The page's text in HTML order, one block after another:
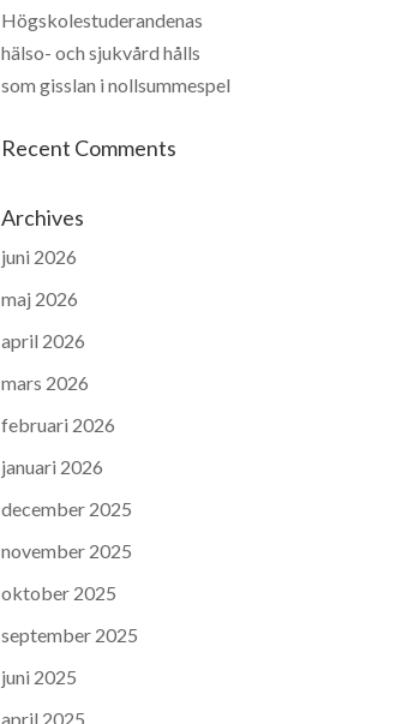
Högskolestuderandenas
hälso- och sjukvård hålls
som gisslan i nollsummespel
Recent Comments
Archives
juni 2026
maj 2026
april 2026
mars 2026
februari 2026
januari 2026
december 2025
november 2025
oktober 2025
september 2025
juni 2025
april 2025